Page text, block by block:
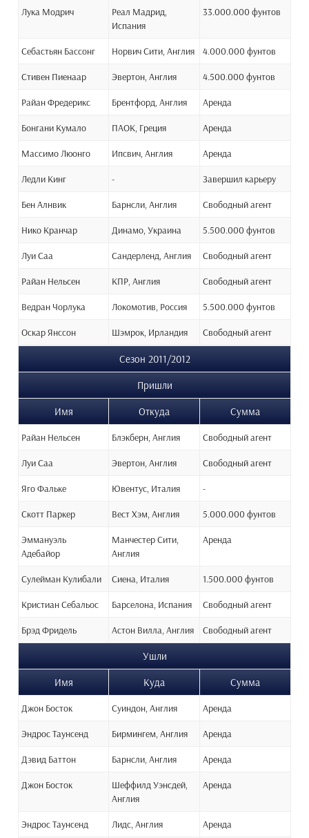
Лука Модрич
Реал Мадрид,
Испания
33.000.000 фунтов
Себастьян Бассонг Норвич Сити, Англия 4.000.000 фунтов
Стивен Пиенаар Эвертон, Англия 4.500.000 фунтов
Райан Фредерикс Брентфорд, Англия Аренда
Бонгани Кумало ПАОК, Греция Аренда
Массимо Люонго Ипсвич, Англия Аренда
Ледли Кинг - Завершил карьеру
Бен Алнвик Барнсли, Англия Свободный агент
Нико Кранчар Динамо, Украина 5.500.000 фунтов
Луи Саа Сандерленд, Англия Свободный агент
Райан Нельсен КПР, Англия Свободный агент
Ведран Чорлука Локомотив, Россия 5.500.000 фунтов
Оскар Янссон Шэмрок, Ирландия Свободный агент
Сезон 2011/2012
Пришли
Имя
Откуда Сумма
Райан Нельсен Блэкберн, Англия Свободный агент
Луи Саа Эвертон, Англия Свободный агент
Яго Фальке Ювентус, Италия -
Скотт Паркер Вест Хэм, Англия 5.000.000 фунтов
Эммануэль
Адебайор
Манчестер Сити,
Англия
Аренда
Сулейман Кулибали Сиена, Италия 1.500.000 фунтов
Кристиан Себальос Барселона, Испания Свободный агент
Брэд Фридель Астон Вилла, Англия Свободный агент
Ушли
Имя
Куда Сумма
Джон Босток Суиндон, Англия Аренда
Эндрос Таунсенд Бирмингем, Англия Аренда
Дэвид Баттон Барнсли, Англия Аренда
Джон Босток
Шеффилд Уэнсдей,
Англия
Аренда
Эндрос Таунсенд Лидс, Англия Аренда